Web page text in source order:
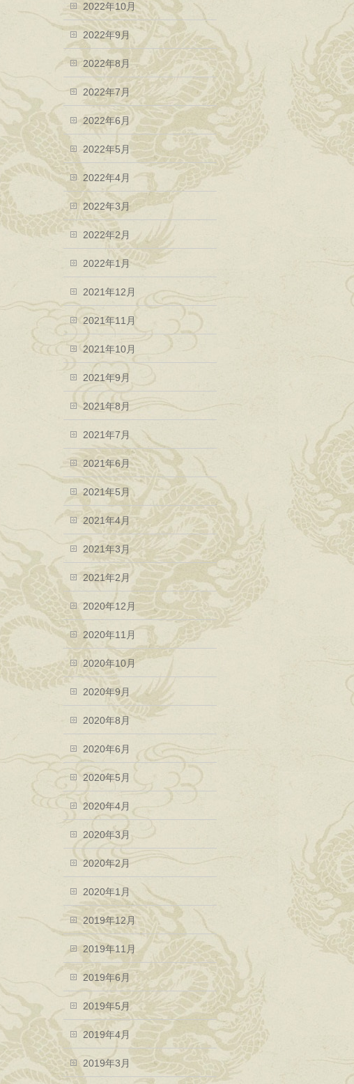
2022年10月
2022年9月
2022年8月
2022年7月
2022年6月
2022年5月
2022年4月
2022年3月
2022年2月
2022年1月
2021年12月
2021年11月
2021年10月
2021年9月
2021年8月
2021年7月
2021年6月
2021年5月
2021年4月
2021年3月
2021年2月
2020年12月
2020年11月
2020年10月
2020年9月
2020年8月
2020年6月
2020年5月
2020年4月
2020年3月
2020年2月
2020年1月
2019年12月
2019年11月
2019年6月
2019年5月
2019年4月
2019年3月